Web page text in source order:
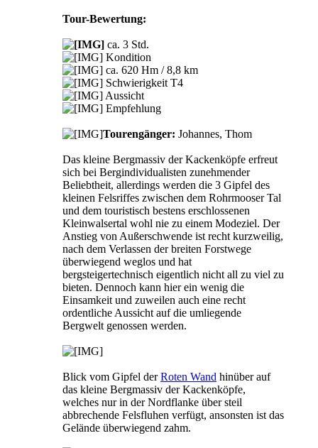
Tour-Bewertung:
ca. 3 Std.
Kondition
ca. 620 Hm / 8,8 km
Schwierigkeit T4
Aussicht
Empfehlung
Tourengänger: Johannes, Thom
Das kleine Bergmassiv der Kackenköpfe erfreut
sich bei Bergindividualisten zunehmender
Beliebtheit, allerdings werden die 3 Gipfel des
kleinen Felsriffes zwischen dem Rohrmooser Tal
und dem touristisch bestens erschlossenen
Kleinwalsertal wohl nie zu einem Modeziel. Der
Anstieg von Außerschwende ist recht kurzweilig,
nach dem Verlassen der breiten Forstwege
überwiegend weglos und hat
bergsteigertechnisch eigentlich nicht all zu viel zu
bieten. Dennoch kann hier ein wenig die
Einsamkeit und zuweilen auch eine recht
ordentliche Aussicht auf die umliegende
Bergwelt genossen werden.
Blick vom Gipfel derRoten Wand hinüber auf
das kleine Bergmassiv der Kackenköpfe,
welches nur in der Nordflanke über steil
abbrechende Felsfluhen verfügt, ansonsten ist das
Gelände überwiegend zahm.